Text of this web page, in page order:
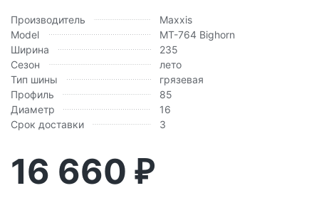
Производитель
Maxxis
Model
MT-764 Bighorn
Ширина
235
Сезон
лето
Тип шины
грязевая
Профиль
85
Диаметр
16
Срок доставки
3
16 660 ₽